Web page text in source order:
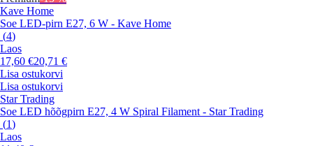
Kave Home
Soe LED-pirn E27, 6 W - Kave Home
(4)
Laos
17,60 €20,71 €
Lisa ostukorvi
Lisa ostukorvi
Star Trading
Soe LED hõõgpirn E27, 4 W Spiral Filament - Star Trading
(1)
Laos